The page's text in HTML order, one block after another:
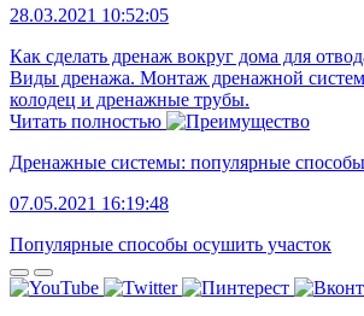
28.03.2021 10:52:05
Как сделать дренаж вокруг дома для
Виды дренажа. Монтаж дренажной
колодец и дренажные трубы.
Читать полностью
Дренажные системы: популярные
07.05.2021 16:19:48
Популярные способы осушить участок